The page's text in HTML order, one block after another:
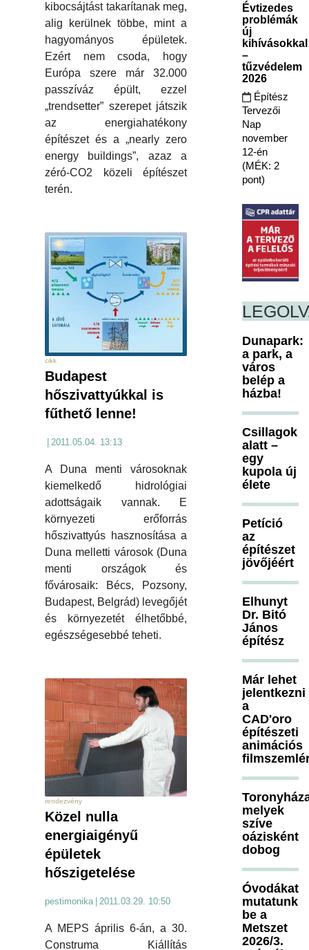
kibocsájtást takarítanak meg,
alig kerülnek többe, mint a
hagyományos épületek.
Ezért nem csoda, hogy
Európa szere már 32.000
passzíváz épült, ezzel
„trendsetter” szerepet játszik
az energiahatékony
építészet és a „nearly zero
energy buildings”, azaz a
zéró-CO2 közeli építészet
terén.
cikk
Budapest
hőszivattyúkkal is
fűthető lenne!
2011.05.04. 13:13
A Duna menti városoknak
kiemelkedő hidrológiai
adottságaik vannak. E
környezeti erőforrás
hőszivattyús hasznosítása a
Duna melletti városok (Duna
menti országok és
fővárosaik: Bécs, Pozsony,
Budapest, Belgrád) levegőjét
és környezetét élhetőbbé,
egészségesebbé teheti.
rendezvény
Közel nulla
energiaigényű
épületek
hőszigetelése
pestimonika 2011.03.29. 10:50
A MEPS április 6-án, a 30.
Construma Kiállítás
Évtizedes
problémák
új
kihívásokkal
–
tűzvédelem
2026
Építész
Tervezői
Nap
november
12-én
(MÉK: 2
pont)
Dunapark:
a park, a
város
belép a
házba!
Csillagok
alatt –
egy
kupola új
élete
Petíció
az
építészet
jövőjéért
Elhunyt
Dr. Bitó
János
építész
Már lehet
jelentkezni
a
CAD'oro
építészeti
animációs
melyek
szíve
oázisként
dobog
Óvodákat
mutatunk
be a
Metszet
2026/3.